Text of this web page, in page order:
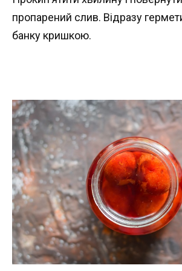
пропарений слив. Відразу
банку кришкою.